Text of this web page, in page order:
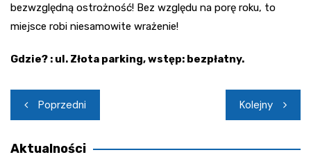
bezwzględną ostrożność! Bez względu na porę roku, to
miejsce robi niesamowite wrażenie!
Gdzie? : ul. Złota parking, wstęp: bezpłatny.
Nawigacja
wpisu
Poprzedni Kolejny
Aktualności